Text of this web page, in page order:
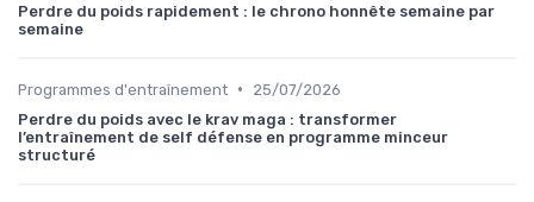
Perdre du poids rapidement : le chrono honnête semaine par
semaine
Programmes d'entraînement •
25/07/2026
Perdre du poids avec le krav maga : transformer
l’entraînement de self défense en programme minceur
structuré